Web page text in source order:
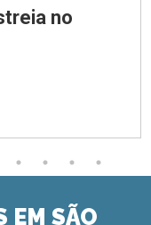
no
EM SÃO